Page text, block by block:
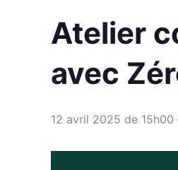
Atelier
avec
12 avril 2025 de 15h00